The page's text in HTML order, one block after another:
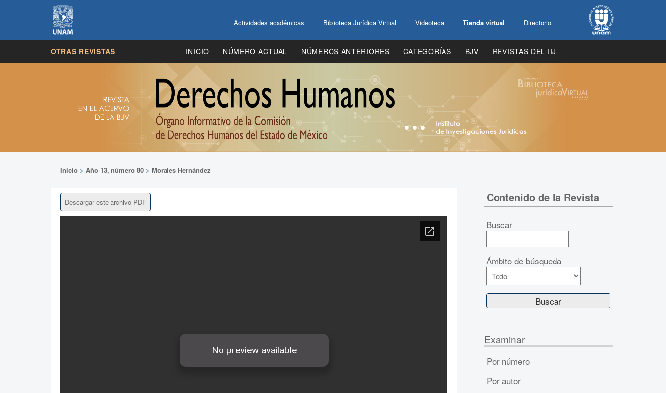
Actividades académicas Biblioteca Jurídica Virtual Videoteca Tienda virtual Directorio
OTRAS REVISTAS INICIO NÚMERO ACTUAL NÚMEROS ANTERIORES CATEGORÍAS BJV REVISTAS DEL IIJ
Inicio > Año 13, número 80 > Morales Hernández
Descargar este archivo PDF Contenido de la Revista
Buscar
Ámbito de búsqueda
Examinar
Por número
Por autor